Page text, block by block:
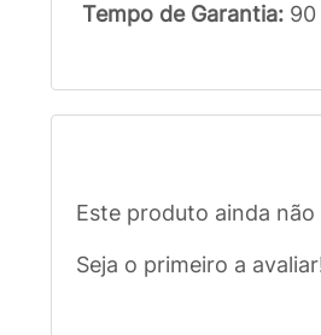
Tempo de Garantia: 90
Este produto ainda
Seja o primeiro a